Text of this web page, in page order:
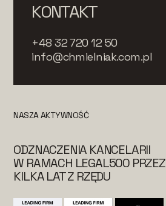
KONTAKT
+48 32 720 12 50
info@chmielniak.com.pl
NASZA AKTYWNOŚĆ
ODZNACZENIA KANCELARII
W RAMACH LEGAL500 PRZEZ
KILKA LAT Z RZĘDU